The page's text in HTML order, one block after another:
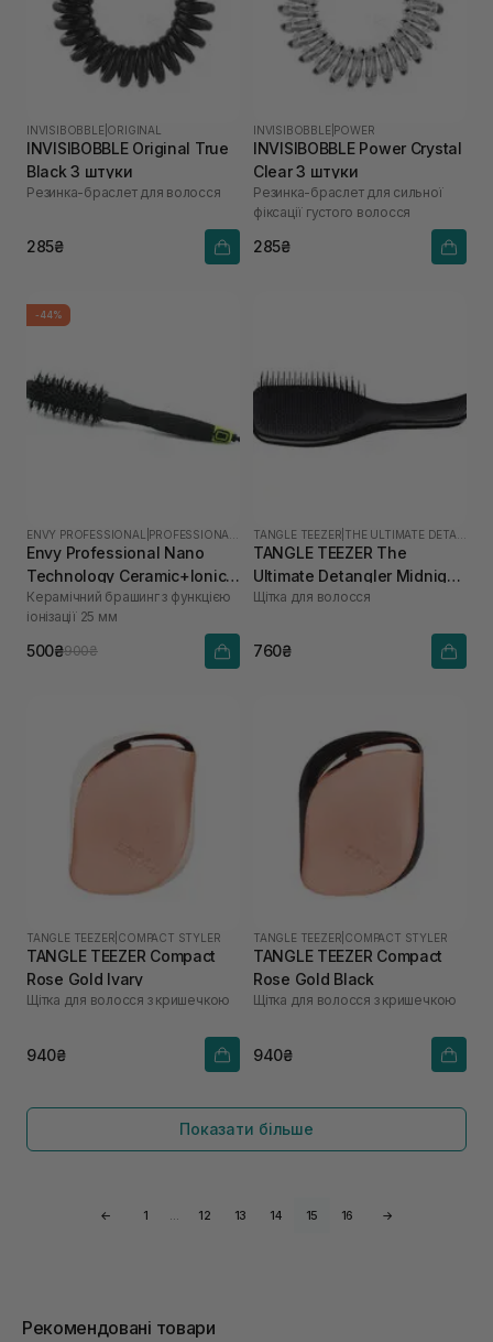
INVISIBOBBLE ORIGINAL
INVISIBOBBLE Original True
Black 3 штуки
Резинка-браслет для волосся
285₴
INVISIBOBBLE POWER
INVISIBOBBLE Power Crystal
Clear 3 штуки
Резинка-браслет для сильної
фіксації густого волосся
285₴
-44%
ENVY PROFESSIONAL
Envy Professional Nano
Technology Ceramic+Ionic
Brush 25 mm
Керамічний брашинг з функцією
іонізації 25 мм
500₴900₴
TANGLE TEEZER
TANGLE TEEZER The
Ultimate Detangler Midnight
Black
Щітка для волосся
760₴
TANGLE TEEZER COMPACT STYLER
TANGLE TEEZER Compact
Rose Gold Ivary
Щітка для волосся з кришечкою
940₴
TANGLE TEEZER COMPACT STYLER
TANGLE TEEZER Compact
Rose Gold Black
Щітка для волосся з кришечкою
940₴
Показати більше
← 1 … 12 13 14 15 16 →
Рекомендовані товари